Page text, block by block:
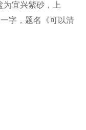
宜兴紫砂，上
字，题名《可以清